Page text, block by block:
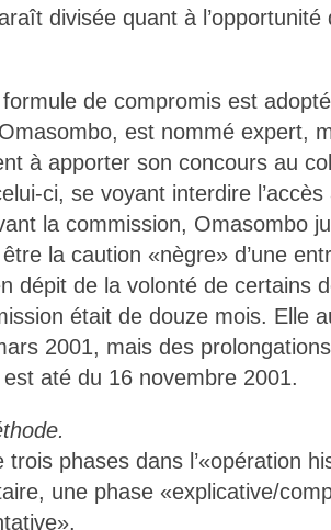
divisée quant à
de compromis est
est nommé expert,
à apporter son concours au
ci, se voyant interdire
la commission, Omasombo
la caution «nègre» d’une
dépit de la volonté de certains
était de douze mois. Elle
2001, mais des
até du 16 novembre 2001.
phases dans l’«opération
une phase «explicative/